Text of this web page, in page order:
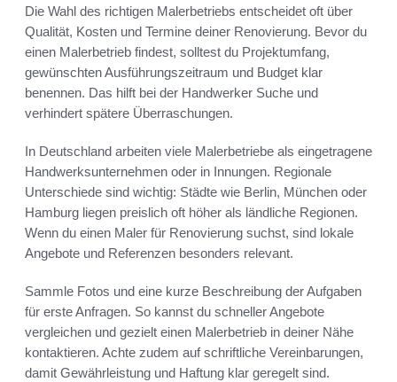
Die Wahl des richtigen Malerbetriebs entscheidet oft über
Qualität, Kosten und Termine deiner Renovierung. Bevor du
einen Malerbetrieb findest, solltest du Projektumfang,
gewünschten Ausführungszeitraum und Budget klar
benennen. Das hilft bei der Handwerker Suche und
verhindert spätere Überraschungen.
In Deutschland arbeiten viele Malerbetriebe als eingetragene
Handwerksunternehmen oder in Innungen. Regionale
Unterschiede sind wichtig: Städte wie Berlin, München oder
Hamburg liegen preislich oft höher als ländliche Regionen.
Wenn du einen Maler für Renovierung suchst, sind lokale
Angebote und Referenzen besonders relevant.
Sammle Fotos und eine kurze Beschreibung der Aufgaben
für erste Anfragen. So kannst du schneller Angebote
vergleichen und gezielt einen Malerbetrieb in deiner Nähe
kontaktieren. Achte zudem auf schriftliche Vereinbarungen,
damit Gewährleistung und Haftung klar geregelt sind.